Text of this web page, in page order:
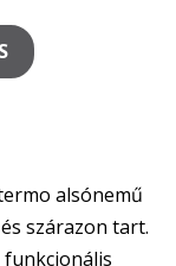
alsónemű
szárazon tart.